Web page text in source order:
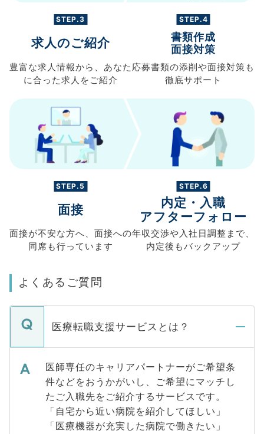
STEP.3
求人のご紹介
豊富な求人情報から、 あなた
に合った求人を ご紹介
STEP.4
書類作成
面接対策
応募書類の添削や面接対策も
徹底サポート
STEP.5
面接
面接が不安な方へ、 面接への
同席も行っています
STEP.6
内定・入職
アフターフォロー
年収交渉や入社日調整まで、
内定後もバックアップ
よくあるご質問
医療転職支援サービスとは？
医師専任のキャリアパートナーがご希望条
件などをおうかがいし、ご希望にマッチし
たご入職先をご紹介するサービスです。
「自宅から近い病院を紹介してほしい」
「医療機器が充実した病院で働きたい」